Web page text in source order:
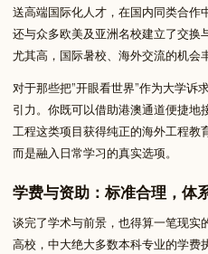
送高端国际化人才，在国内同类合作
还与众多欧美及亚洲名校建立了交换
尤其高，国际暑校、海外交流的机会
对于那些把”开眼看世界”作为大学诉
引力。你既可以借助港澳通道便捷
工程这类项目获得纯正的海外工程教
而是融入日常学习的真实选项。
学费与资助：标准合理，体
谈完了学术与前景，也得算一笔现实
高校，中大绝大多数本科专业的学费